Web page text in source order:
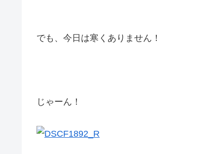
でも、今日は寒くありません！
じゃーん！